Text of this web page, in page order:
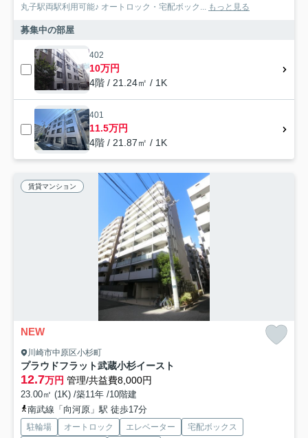
丸子駅両駅利用可能♪ オートロック・宅配ボック... もっと見る
募集中の部屋
402
10万円
4階 / 21.24㎡ / 1K
401
11.5万円
4階 / 21.87㎡ / 1K
賃貸マンション
NEW
川崎市中原区小杉町
プラウドフラット武蔵小杉イースト
12.7万円 管理/共益費8,000円
23.00㎡ (1K) /築11年 /10階建
南武線「向河原」駅 徒歩17分
駐輪場 オートロック エレベーター
宅配ボックス